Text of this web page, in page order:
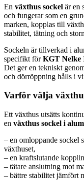
En växthus sockel är en
och fungerar som en
marken, kopplas till
stabilitet, tätning och
Sockeln är tillverkad i
specifikt förKGT Nelke
Det ger en tekniskt
och dörröppning hålls i
Varför välja
Ett växthus utsätts
en växthus sockel i
– en omloppande sockel
växthuset,
– en kraftslutande
– tätare anslutning mot
– bättre stabilitet jämfört